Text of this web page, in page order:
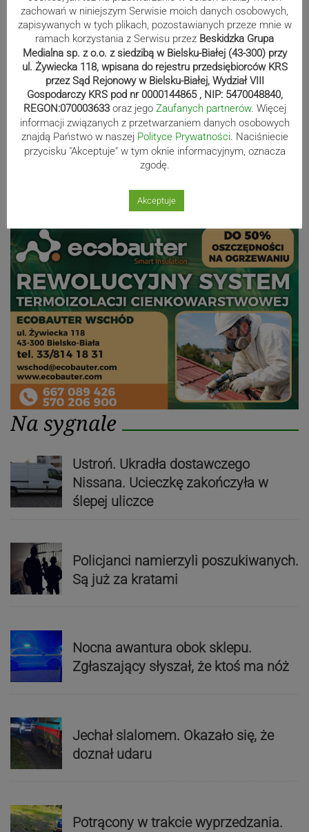
Kaniów stolicą europejskiego kajak
polo. Kilkadziesiąt drużyn z całej
Europy rywalizowało przez trzy dni
Nakamura z dubletem w Wiśle.
Dyskwalifikacja Waszka zmieniła
klasyfikację Polaków
Na sygnale
Ustroń. Ukradła dostawczego
Nissana. Ucieczkę zakończyła w
ślepej uliczce
Policjanci namierzyli poszukiwanych.
Są już za kratami
Nocna awantura obok sklepu.
Zgłaszający słyszał, że ktoś ma nóż
Jechał slalomem. Okazało się, że
doznał udaru
Potrącony w trakcie wyprzedzania.
zachowań w niniejszym Serwisie moich danych osobowych,
zapisywanych w tych plikach, pozostawianych przeze mnie w
ramach korzystania z Serwisu przez Beskidzka Grupa
Medialna sp. z o.o. z siedzibą w Bielsku-Białej (43-300) przy
ul. Żywiecka 118, wpisana do rejestru przedsiębiorców KRS
przez Sąd Rejonowy w Bielsku-Białej, Wydział VIII
Gospodarczy KRS pod nr 0000144865 , NIP: 5470048840,
REGON:070003633 oraz jego Zaufanych partnerów. Więcej
informacji związanych z przetwarzaniem danych osobowych
znajdą Państwo w naszej Polityce Prywatności. Naciśniecie
przycisku "Akceptuje" w tym oknie informacyjnym, oznacza
zgodę.
Akceptuje